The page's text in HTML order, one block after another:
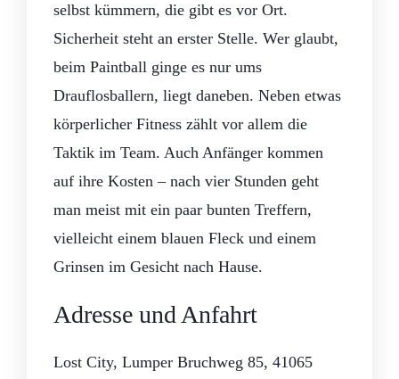
selbst kümmern, die gibt es vor Ort.
Sicherheit steht an erster Stelle. Wer glaubt,
beim Paintball ginge es nur ums
Drauflosballern, liegt daneben. Neben etwas
körperlicher Fitness zählt vor allem die
Taktik im Team. Auch Anfänger kommen
auf ihre Kosten – nach vier Stunden geht
man meist mit ein paar bunten Treffern,
vielleicht einem blauen Fleck und einem
Grinsen im Gesicht nach Hause.
Adresse und Anfahrt
Lost City, Lumper Bruchweg 85, 41065